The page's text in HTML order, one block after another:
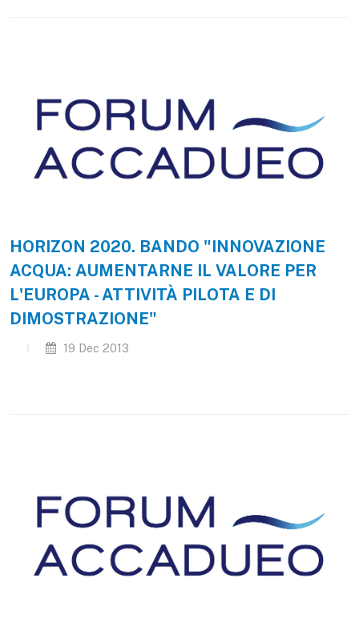
HORIZON 2020. BANDO "INNOVAZIONE
ACQUA: AUMENTARNE IL VALORE PER
L'EUROPA - ATTIVITÀ PILOTA E DI
DIMOSTRAZIONE"
19 Dec 2013